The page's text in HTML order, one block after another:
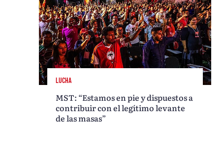
LUCHA
MST: “Estamos en pie y dispuestos a
contribuir con el legítimo levante
de las masas”